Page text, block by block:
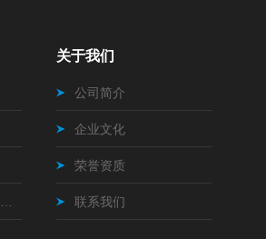
关于我们
公司简介
企业文化
荣誉资质
联系我们